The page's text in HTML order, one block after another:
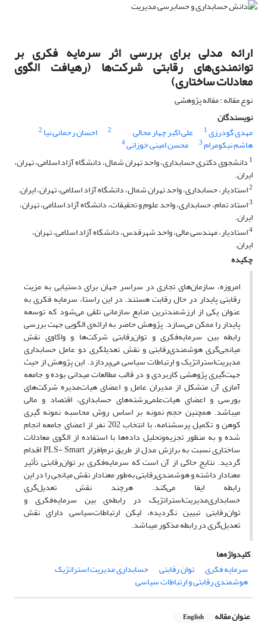
ارائه مدلی برای بررسی اثر سرمایه فکری بر
توانمندی‌‌های رقابتی شرکت‌ها (رهیافت الگوی
معادلات ساختاری)
نوع مقاله : مقاله پژوهشی
نویسندگان
مهدی گودرزی1 علی اکبر چهار محالی 2 احسان رحمانی نیا 2
هاشم نیکومرام3 محسن امینی خوزانی4
1 دانشجوی دکتری حسابداری، واحد تهران شمال، دانشگاه آزاد اسلامی، تهران،
ایران.
2استادیار، حسابداری، واحد تهران شمال، دانشگاه آزاد اسلامی، تهران، ایران.
3استاد تمام، حسابداری، واحد علوم و تحقیقات، دانشگاه آزاد اسلامی، تهران،
ایران.
4استادیار، مهندسی مالی، واحد شهرقدس، دانشگاه آزاد اسلامی، تهران،
ایران.
چکیده
امروزه، سازمان‌‌های تجاری در سراسر جهان برای دستیابی به مزیت
رقابتی پایدار در حال رقابت هستند. در این راستا، سرمایه فکری به
عنوان یکی از ارزشمندترین منابع سازمانی تلقی می‌شود که توسعه
پایدار را ممکن می‌سازد. پژوهش حاضر به ارائه‌ی الگویی جهت بررسی
رابطه بین سرمایه‌فکری و توان‌رقابتی شرکت‌ها و واکاوی نقش
میانجی‌گری هوشمندی‌رقابتی و نقش تعدیل‏گری دو عامل حسابداری
‌مدیریت‌استراتژیک و ارتباطات‌ سیاسی می‌پردازد. این پژوهش از حیث
جهت‌گیری پژوهشی کاربردی و در قالب مطالعات میدانی بوده و جامعه
آماری آن متشکل از مدیران عامل و اعضای هیات‌مدیره شرکت‌های
بورسی و اعضای هیات‌علمی‌رشته‌‌های حسابداری، اقتصاد و مالی
می‏باشد. همچنین حجم نمونه بر اساس روش محاسبه نمونه گیری
کوهن و تکمیل پرسشنامه، با انتخاب 202 نفر از اعضای جامعه انجام
شده و به منظور تجزیه‌و‌تحلیل داده‌ها با استفاده از الگوی معادلات
ساختاری نسبت به برازش مدل از طریق نرم‌افزار PLS- Smart اقدام
گردید. نتایج حاکی از آن است که سرمایه‌فکری بر توان‌رقابتی تأثیر
معنادار داشته و هوشمندی‌رقابتی به‌طور معنادار نقش میانجی را در این
رابطه ایفا می‌کند. هرچند نقش تعدیل‌گری
حسابداری‌مدیریت‌استراتژیک در رابطه‌ی بین سرمایه‌فکری و
توان‌رقابتی تبیین نگردیده، لیکن ارتباطات‌سیاسی دارای نقش
تعدیل‌گری در رابطه مذکور می‏باشد.
کلیدواژه‌ها
سرمایه فکری
توان رقابتی حسابداری مدیریت استراتژیک
هوشمندی رقابتی و ارتباطات سیاسی
عنوان مقاله English